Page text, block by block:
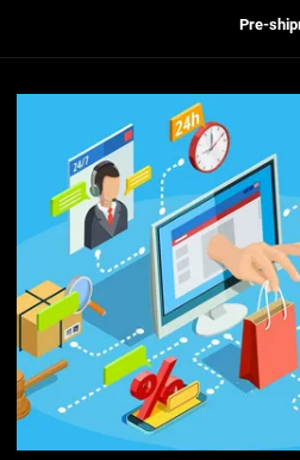
Pre-
Ultrasonic